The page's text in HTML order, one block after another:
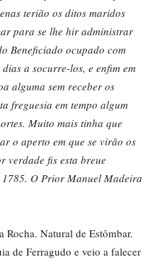
terião os ditos maridos
para se lhe hir administrar
Beneficiado ocupado com
a socurre-los, e enfim em
alguma sem receber os
freguesia em tempo algum
Muito mais tinha que
o aperto em que se virão os
verdade fis esta breue
O Prior Manuel Madeira
Rocha. Natural de Estômbar.
de Ferragudo e veio a falecer